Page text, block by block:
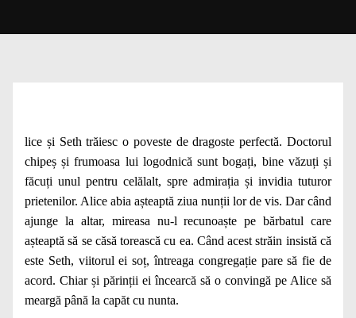
lice și Seth trăiesc o poveste de dragoste perfectă. Doctorul
chipeș și frumoasa lui logodnică sunt bogați, bine văzuți și
făcuți unul pentru celălalt, spre admirația și invidia tuturor
prietenilor. Alice abia așteaptă ziua nunții lor de vis. Dar când
ajunge la altar, mireasa nu-l recunoaște pe bărbatul care
așteaptă să se căsă torească cu ea. Când acest străin insistă că
este Seth, viitorul ei soț, întreaga congregație pare să fie de
acord. Chiar și părinții ei încearcă să o convingă pe Alice să
meargă până la capăt cu nunta.